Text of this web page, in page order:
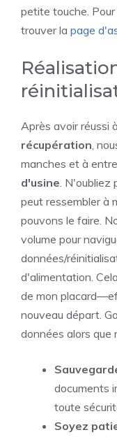
petite touche. Pour
trouver la page
Après avoir réussi
récupération,
manches et à
d'usine. N'oubliez
peut ressembler à
pouvons le faire.
volume pour
données/
d'alimentation.
de mon
nouveau départ.
données alors que
documents
toute
Soyez